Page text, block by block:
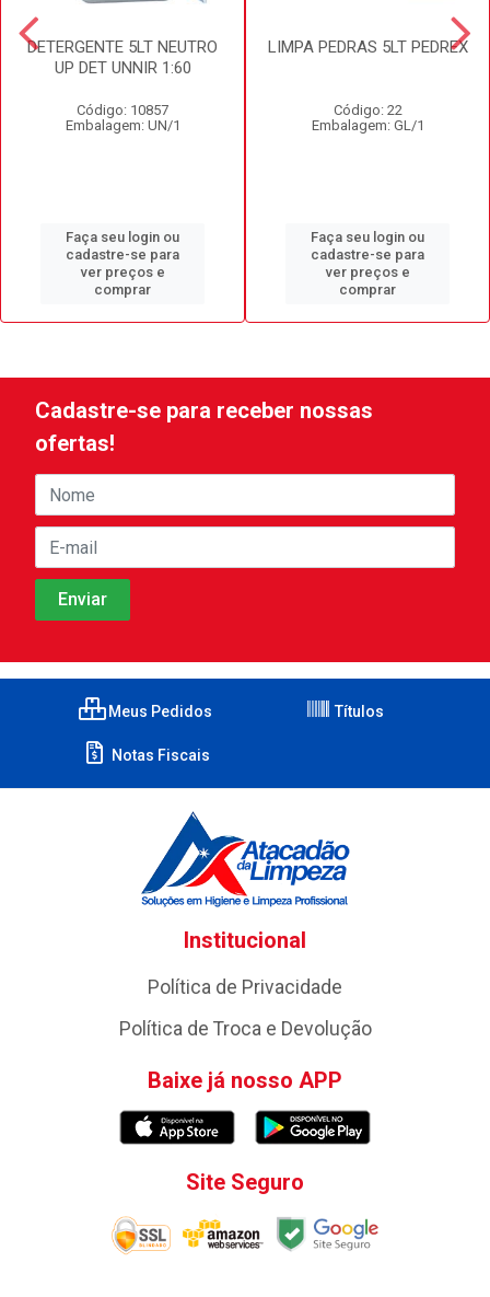
DETERGENTE 5LT NEUTRO
UP DET UNNIR 1:60
Código: 10857
Embalagem: UN/1
Faça seu login ou
cadastre-se para
ver preços e
comprar
LIMPA PEDRAS 5LT PEDREX
Código: 22
Embalagem: GL/1
Faça seu login ou
cadastre-se para
ver preços e
comprar
Cadastre-se para receber nossas
ofertas!
Meus Pedidos Títulos
Notas Fiscais
Institucional
Política de Privacidade
Política de Troca e Devolução
Baixe já nosso APP
Site Seguro